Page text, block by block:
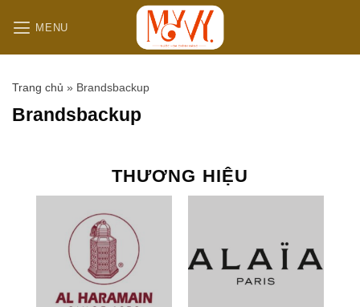
MENU
Trang chủ » Brandsbackup
Brandsbackup
THƯƠNG HIỆU